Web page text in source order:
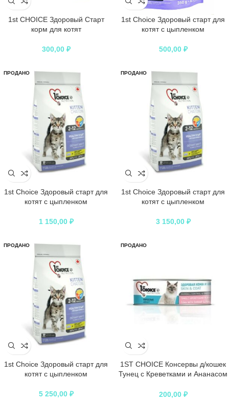
1st CHOICE Здоровый Старт
корм для котят
300,00 ₽
1st Choice Здоровый старт для
котят с цыпленком
500,00 ₽
ПРОДАНО
1st Choice Здоровый старт для
котят с цыпленком
1 150,00 ₽
ПРОДАНО
1st Choice Здоровый старт для
котят с цыпленком
3 150,00 ₽
ПРОДАНО
1st Choice Здоровый старт для
котят с цыпленком
5 250,00 ₽
ПРОДАНО
1ST CHOICE Консервы д/кошек
Тунец с Креветками и Ананасом
200,00 ₽